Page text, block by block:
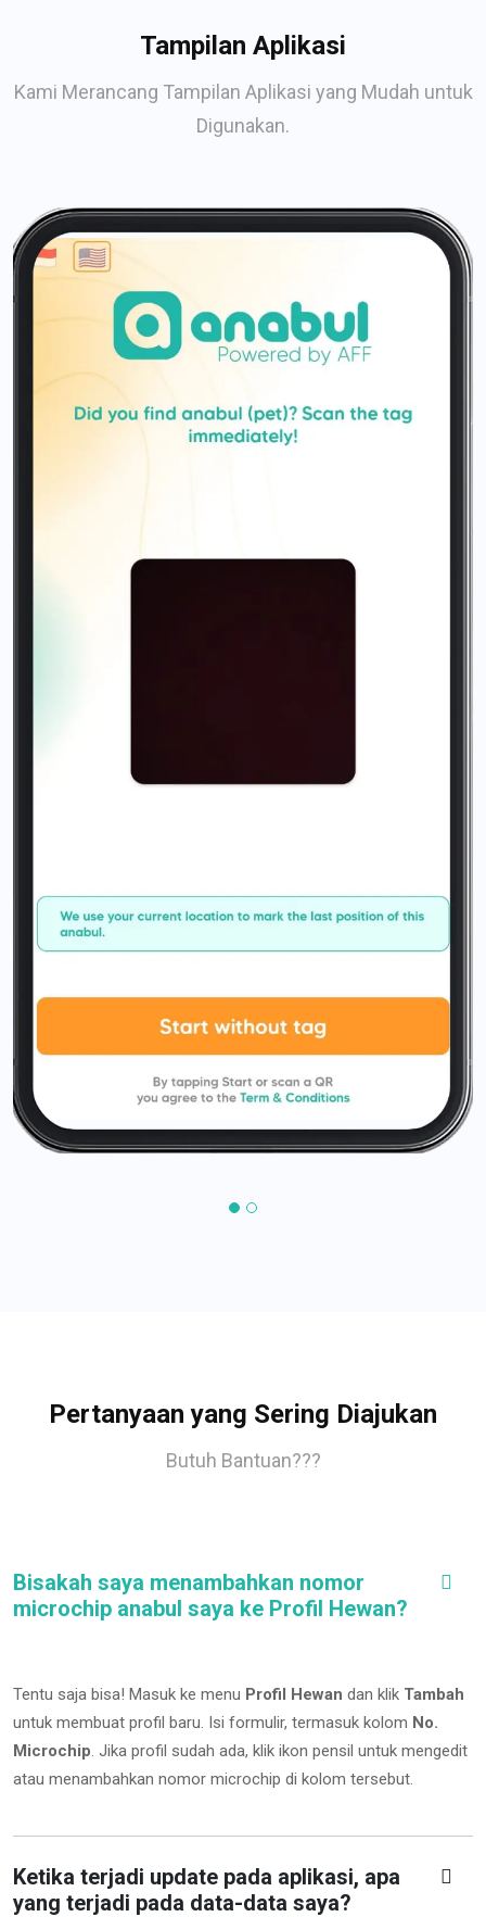
Tampilan Aplikasi
Kami Merancang Tampilan Aplikasi yang Mudah untuk
Digunakan.
Pertanyaan yang Sering Diajukan
Butuh Bantuan???
Bisakah saya menambahkan nomor
microchip anabul saya ke Profil Hewan?
Tentu saja bisa! Masuk ke menu Profil Hewan dan klik Tambah
untuk membuat profil baru. Isi formulir, termasuk kolom No.
Microchip. Jika profil sudah ada, klik ikon pensil untuk mengedit
atau menambahkan nomor microchip di kolom tersebut.
Ketika terjadi update pada aplikasi, apa
yang terjadi pada data-data saya?